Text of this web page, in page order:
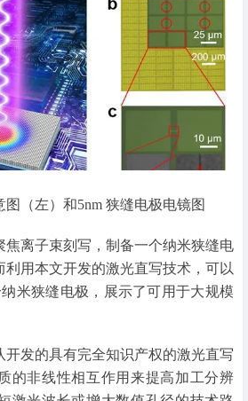
（左）和5nm 狭缝电极电镜图
焦离子束刻写，制备一个纳米狭缝电
利用本文开发的激光直写技术，可以
米狭缝电极，展示了可用于大规模
开发的具有完全知识产权的激光直写
的非线性相互作用来提高加工分辨